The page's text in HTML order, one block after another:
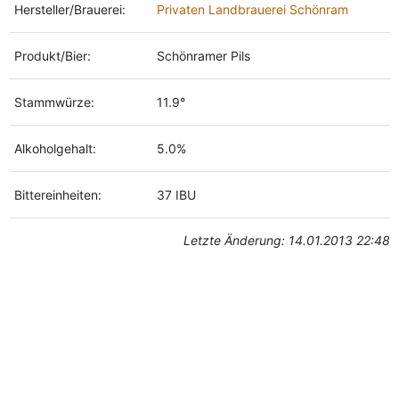
Hersteller/Brauerei: Privaten Landbrauerei Schönram
Produkt/Bier: Schönramer Pils
Stammwürze: 11.9°
Alkoholgehalt: 5.0%
Bittereinheiten: 37 IBU
Letzte Änderung: 14.01.2013 22:48